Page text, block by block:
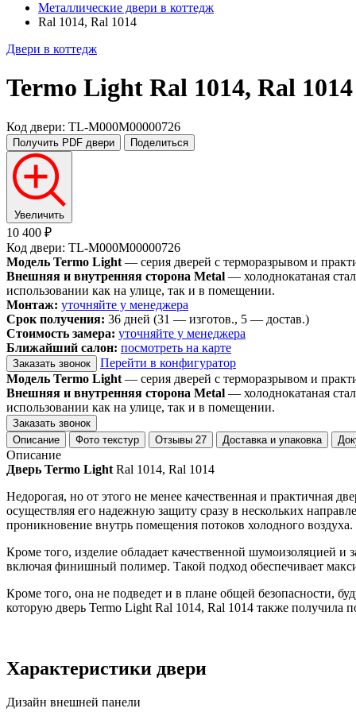
Металлические двери в коттедж
Ral 1014, Ral 1014
Двери в коттедж
Termo Light Ral 1014, Ral 1014
Код двери: TL-M000M00000726
Получить PDF двери Поделиться
Увеличить
10 400 ₽
Код двери: TL-M000M00000726
Модель Termo Light — серия дверей с терморазрывом и
Внешняя и внутренняя сторона Metal — холоднокатаная
использовании как на улице, так и в помещении.
Монтаж: уточняйте у менеджера
Срок получения: 36 дней (31 — изготов., 5 — достав.)
Стоимость замера: уточняйте у менеджера
Ближайший салон: посмотреть на карте
Заказать звонок
Перейти в конфигуратор
Модель Termo Light — серия дверей с терморазрывом и
Внешняя и внутренняя сторона Metal — холоднокатаная
использовании как на улице, так и в помещении.
Заказать звонок
Описание
Фото текстур Отзывы 27 Доставка и упаковка
Описание
Дверь Termo Light Ral 1014, Ral 1014
Недорогая, но от этого не менее качественная и практичная
осуществляя его надежную защиту сразу в нескольких
проникновение внутрь помещения потоков холодного воздуха.
Кроме того, изделие обладает качественной шумоизоляцией
включая финишный полимер. Такой подход обеспечивает
Кроме того, она не подведет и в плане общей безопасности,
которую дверь Termo Light Ral 1014, Ral 1014 также получила
Характеристики двери
Дизайн внешней панели